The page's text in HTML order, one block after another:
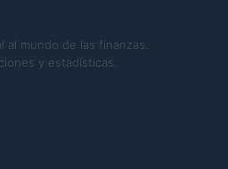
mundo de las finanzas.
y estadísticas.